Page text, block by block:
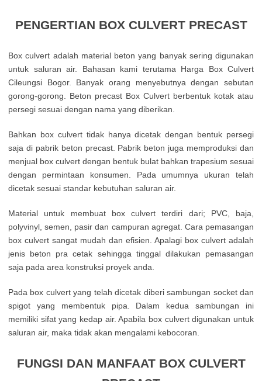
PENGERTIAN BOX CULVERT PRECAST
Box culvert adalah material beton yang banyak sering digunakan
untuk saluran air. Bahasan kami terutama Harga Box Culvert
Cileungsi Bogor. Banyak orang menyebutnya dengan sebutan
gorong-gorong. Beton precast Box Culvert berbentuk kotak atau
persegi sesuai dengan nama yang diberikan.
Bahkan box culvert tidak hanya dicetak dengan bentuk persegi
saja di pabrik beton precast. Pabrik beton juga memproduksi dan
menjual box culvert dengan bentuk bulat bahkan trapesium sesuai
dengan permintaan konsumen. Pada umumnya ukuran telah
dicetak sesuai standar kebutuhan saluran air.
Material untuk membuat box culvert terdiri dari; PVC, baja,
polyvinyl, semen, pasir dan campuran agregat. Cara pemasangan
box culvert sangat mudah dan efisien. Apalagi box culvert adalah
jenis beton pra cetak sehingga tinggal dilakukan pemasangan
saja pada area konstruksi proyek anda.
Pada box culvert yang telah dicetak diberi sambungan socket dan
spigot yang membentuk pipa. Dalam kedua sambungan ini
memiliki sifat yang kedap air. Apabila box culvert digunakan untuk
saluran air, maka tidak akan mengalami kebocoran.
FUNGSI DAN MANFAAT BOX CULVERT